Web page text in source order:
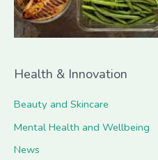
:
Health & Innovation
Beauty and Skincare
Mental Health and Wellbeing
News